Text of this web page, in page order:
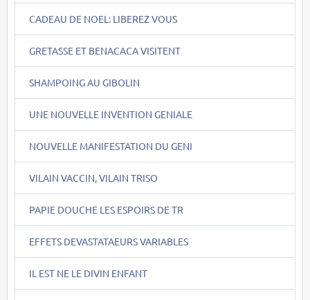
CADEAU DE NOEL: LIBEREZ VOUS
GRETASSE ET BENACACA VISITENT
SHAMPOING AU GIBOLIN
UNE NOUVELLE INVENTION GENIALE
NOUVELLE MANIFESTATION DU GENI
VILAIN VACCIN, VILAIN TRISO
PAPIE DOUCHE LES ESPOIRS DE TR
EFFETS DEVASTATAEURS VARIABLES
IL EST NE LE DIVIN ENFANT